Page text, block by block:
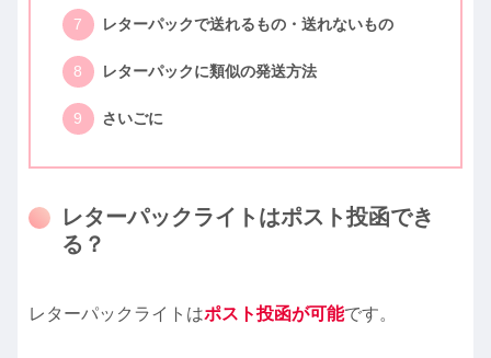
レターパックで送れるもの・送れないもの
レターパックに類似の発送方法
さいごに
レターパックライトはポスト投函でき
る？
レターパックライトはポスト投函が可能です。